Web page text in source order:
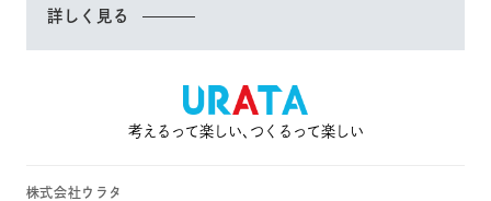
詳しく見る
考えるって楽しい､つくるって楽しい
株式会社ウラタ